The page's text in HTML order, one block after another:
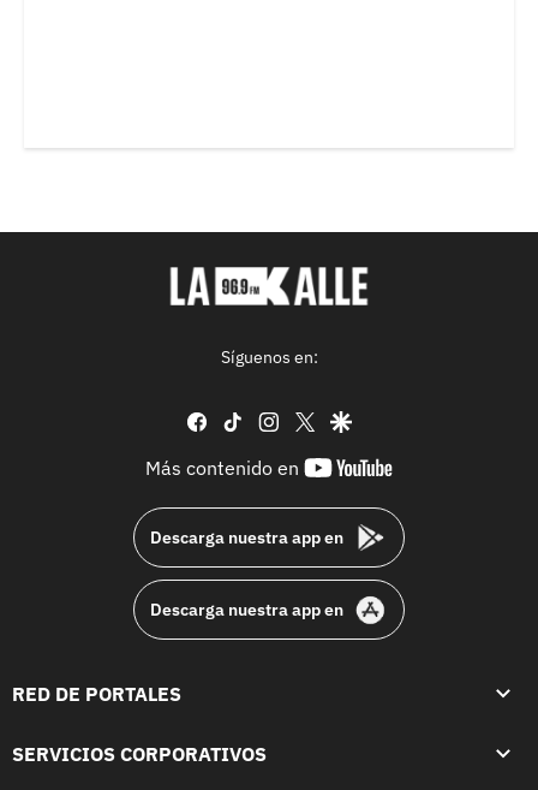
Síguenos en:
facebook
tiktok instagram
twittergoogle
Más contenido en
youtube-
Descarga nuestra app en
Descarga nuestra app en
RED DE PORTALES
SERVICIOS CORPORATIVOS